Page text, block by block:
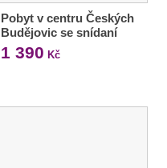
Pobyt v centru Českých
Budějovic se snídaní
1 390 Kč